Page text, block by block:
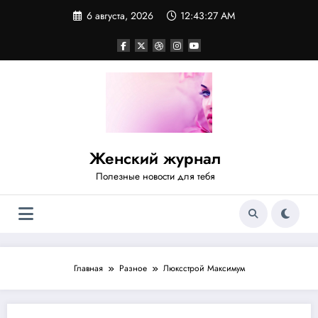
6 августа, 2026 12:43:27 AM
Женский журнал
Полезные новости для тебя
Главная Разное Люксстрой Максимум